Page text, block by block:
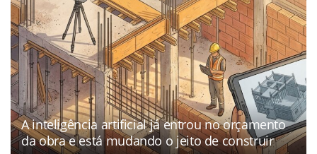
A inteligência artificial já entrou no orçamento
da obra e está mudando o jeito de construir